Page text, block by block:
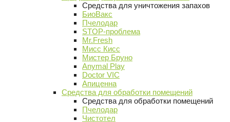
Средства для уничтожения запахов
БиоВакс
Пчелодар
STOP-проблема
Mr.Fresh
Мисс Кисс
Мистер Бруно
Anymal Play
Doctor VIC
Апиценна
Средства для обработки помещений
Средства для обработки помещений
Пчелодар
Чистотел